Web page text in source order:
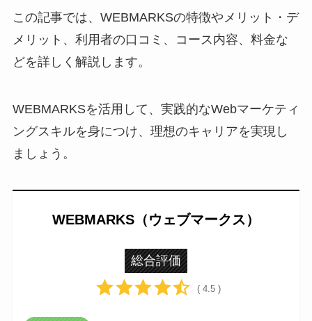
この記事では、WEBMARKSの特徴やメリット・デ
メリット、利用者の口コミ、コース内容、料金な
どを詳しく解説します。
WEBMARKSを活用して、実践的なWebマーケティ
ングスキルを身につけ、理想のキャリアを実現し
ましょう。
WEBMARKS（ウェブマークス）
総合評価
( 4.5 )